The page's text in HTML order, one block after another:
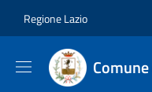
Regione Lazio